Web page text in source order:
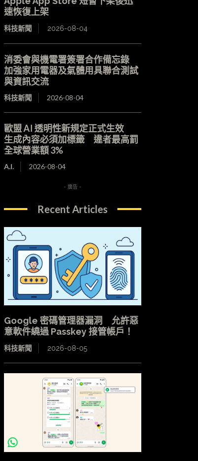
速恢復上架
科技新聞 2026-08-04
消委會與機電署簽署合作備忘錄
加強家用電器及氣體用具聯合測試
與資訊交流
科技新聞 2026-08-04
歐盟 AI 透明性新規定正式生效
生成內容必須加標籤 違者最高罰
全球營業額 3%
A.I. 2026-08-04
- 廣告 -
Recent Articles
Google 密碼管理器漏洞 允許惡
意軟件繞過 Passkey 接管帳戶！
科技新聞 2026-08-05